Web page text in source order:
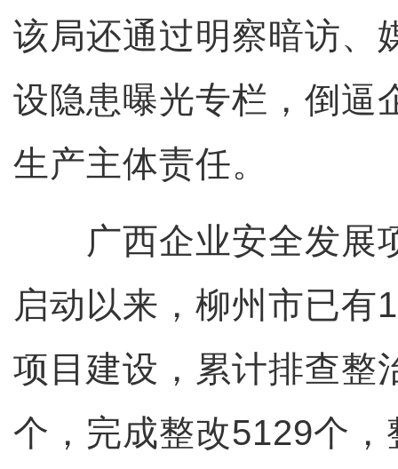
该局还通过明察暗访、
设隐患曝光专栏，倒逼
生产主体责任。
广西企业安全发展
启动以来，柳州市已有
项目建设，累计排查整
个，完成整改5129个